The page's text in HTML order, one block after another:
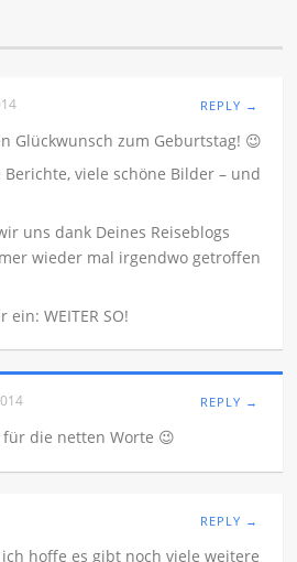
REPLY →
Glückwunsch zum Geburtstag! 😉
viele schöne Bilder – und
uns dank Deines Reiseblogs
wieder mal irgendwo getroffen
WEITER SO!
REPLY →
die netten Worte 😉
REPLY →
hoffe es gibt noch viele weitere